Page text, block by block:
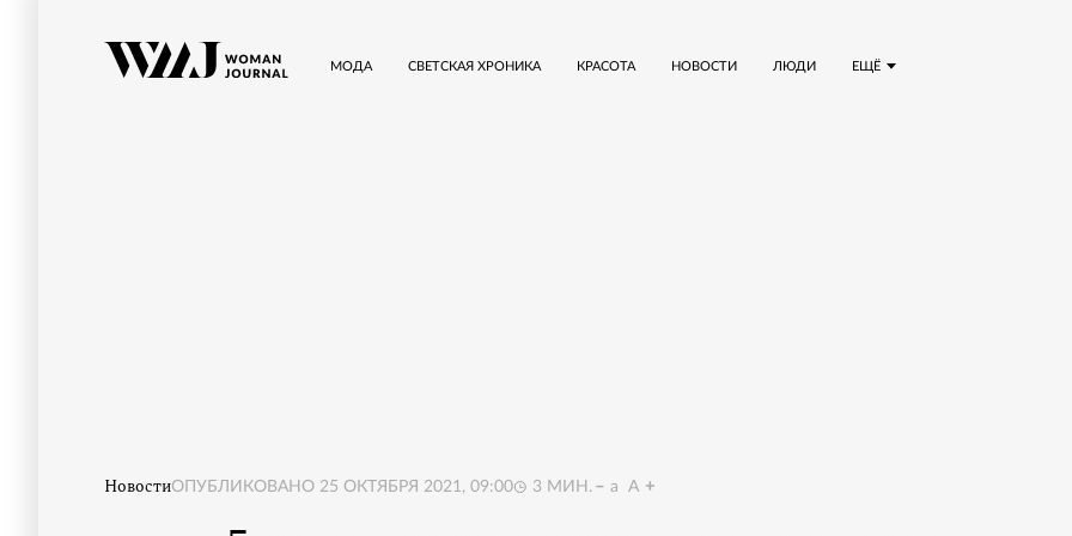
ЕЩЁ
МОДА СВЕТСКАЯ ХРОНИКА КРАСОТА НОВОСТИ ЛЮДИ
НовостиОПУБЛИКОВАНО 25 ОКТЯБРЯ 2021, 09:00 3 МИН. a A